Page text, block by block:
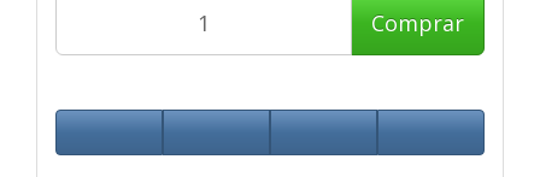
Comprar